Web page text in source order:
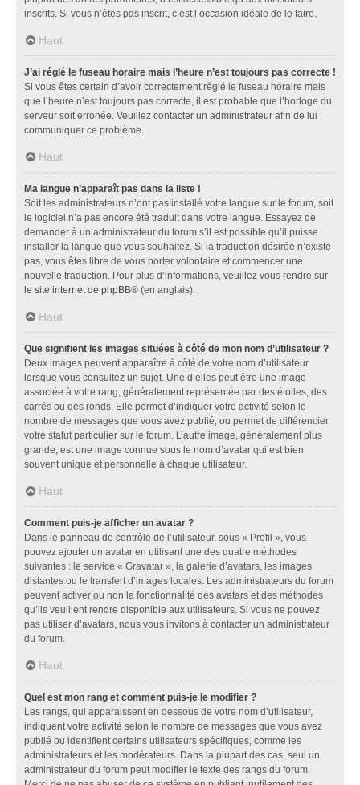
inscrits. Si vous n’êtes pas inscrit, c’est l’occasion idéale de le faire.
Haut
J’ai réglé le fuseau horaire mais l’heure n’est toujours pas correcte !
Si vous êtes certain d’avoir correctement réglé le fuseau horaire mais
que l’heure n’est toujours pas correcte, il est probable que l’horloge du
serveur soit erronée. Veuillez contacter un administrateur afin de lui
communiquer ce problème.
Haut
Ma langue n’apparaît pas dans la liste !
Soit les administrateurs n’ont pas installé votre langue sur le forum, soit
le logiciel n’a pas encore été traduit dans votre langue. Essayez de
demander à un administrateur du forum s’il est possible qu’il puisse
installer la langue que vous souhaitez. Si la traduction désirée n’existe
pas, vous êtes libre de vous porter volontaire et commencer une
nouvelle traduction. Pour plus d’informations, veuillez vous rendre sur
le site internet de phpBB® (en anglais).
Haut
Que signifient les images situées à côté de mon nom d’utilisateur ?
Deux images peuvent apparaître à côté de votre nom d’utilisateur
lorsque vous consultez un sujet. Une d’elles peut être une image
associée à votre rang, généralement représentée par des étoiles, des
carrés ou des ronds. Elle permet d’indiquer votre activité selon le
nombre de messages que vous avez publié, ou permet de différencier
votre statut particulier sur le forum. L’autre image, généralement plus
grande, est une image connue sous le nom d’avatar qui est bien
souvent unique et personnelle à chaque utilisateur.
Haut
Comment puis-je afficher un avatar ?
Dans le panneau de contrôle de l’utilisateur, sous « Profil », vous
pouvez ajouter un avatar en utilisant une des quatre méthodes
suivantes : le service « Gravatar », la galerie d’avatars, les images
distantes ou le transfert d’images locales. Les administrateurs du forum
peuvent activer ou non la fonctionnalité des avatars et des méthodes
qu’ils veuillent rendre disponible aux utilisateurs. Si vous ne pouvez
pas utiliser d’avatars, nous vous invitons à contacter un administrateur
du forum.
Haut
Quel est mon rang et comment puis-je le modifier ?
Les rangs, qui apparaissent en dessous de votre nom d’utilisateur,
indiquent votre activité selon le nombre de messages que vous avez
publié ou identifient certains utilisateurs spécifiques, comme les
administrateurs et les modérateurs. Dans la plupart des cas, seul un
administrateur du forum peut modifier le texte des rangs du forum.